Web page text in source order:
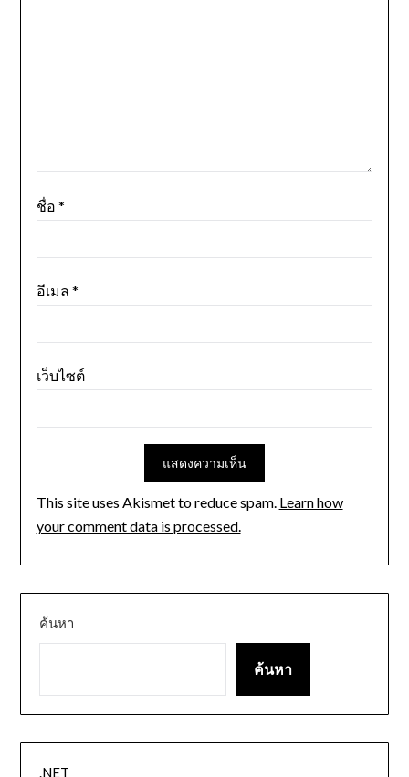
ชื่อ *
อีเมล *
เว็บไซต์
This site uses Akismet to reduce spam. Learn how
your comment data is processed.
ค้นหา
ค้นหา
.NET